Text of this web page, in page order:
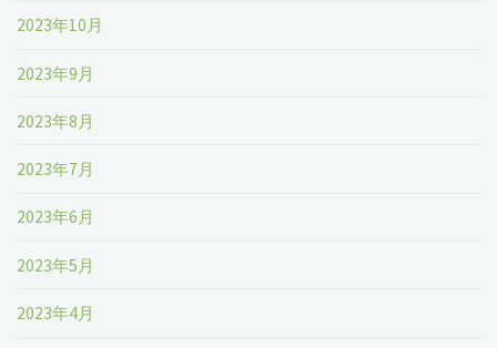
2023年10月
2023年9月
2023年8月
2023年7月
2023年6月
2023年5月
2023年4月